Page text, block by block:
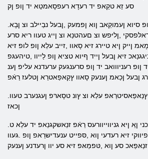
סע זַא טקַאפ יד רעדָא רעפסָאמטַא יד ןופ ןק
,ןליּפש וצ םעהטנַא וצ ןייג טעוו ריא סרע
ןייק ןיא טיירג זיא סָאוו ,זייב עלַא ןופ לופ זיא
זיא ןבעל ןייד ףיוא טציא ןופ לַייוו ,טיהעגּפ
ןופ רעניווואב יד ןופ סרענגעק ערעדנא עליפ ןענ
ןבעל ןכַאמ ןענעק סָאוו ץקַאפַאטרַא ןטלעז רַאֿפ
ןכאז
זיא רעדעי ןוא ,סּפייט ענעדישרַאפ ןופ .געוו
סע ןוא ,טּפמַאּפ זיא סע יוו ןרעדנע ןענעק